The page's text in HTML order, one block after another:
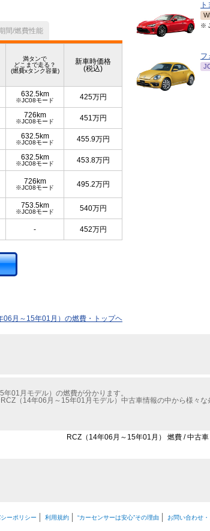
間/燃費性能
満タンで
どこまで走る？
(燃費xタンク容量)
新車時価格
(税込)
632.5km
※JC08モード 425万円
726km
※JC08モード 451万円
632.5km
※JC08モード 455.9万円
632.5km
※JC08モード 453.8万円
726km
※JC08モード 495.2万円
753.5km
※JC08モード 540万円
- 452万円
06月～15年01月）の燃費・トップヘ
※
01月モデル）の燃費が分かります。
（14年06月～15年01月モデル）中古車情報の中から様々な
RCZ（14年06月～15年01月） 燃費 / 中古
ーポリシー 利用規約 “カーセンサーは安心”その理由 お問い合わせ